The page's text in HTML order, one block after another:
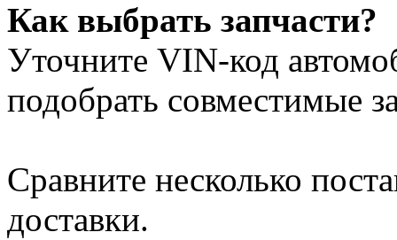
Как выбрать запчасти?
Уточните VIN-код
подобрать совместимые
Сравните несколько
доставки.